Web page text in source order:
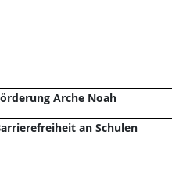
Arche Noah
an Schulen